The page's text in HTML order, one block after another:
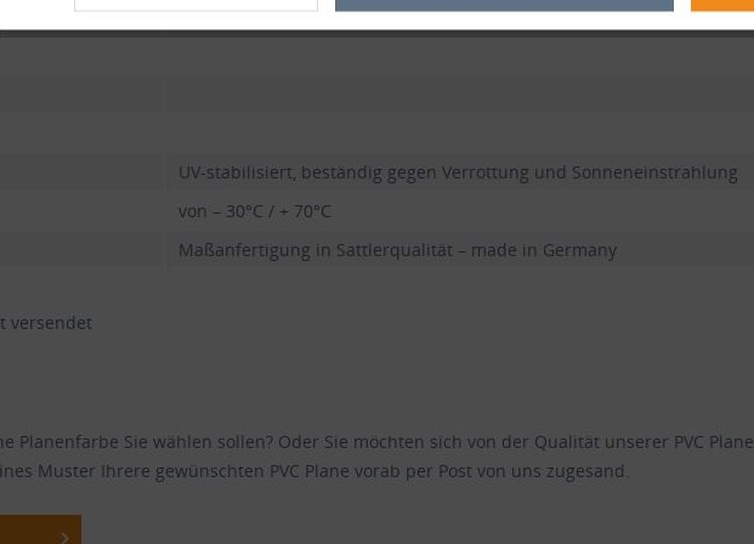
UV-stabilisiert, beständig gegen Verrottung und Sonneneinstrahlung
von – 30°C / + 70°C
Maßanfertigung in Sattlerqualität – made in Germany
versendet
Planenfarbe Sie wählen sollen? Oder Sie möchten sich von der Qualität unserer PVC
Muster Ihrere gewünschten PVC Plane vorab per Post von uns zugesand.